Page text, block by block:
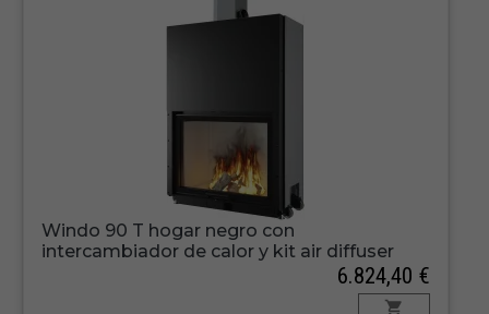
Windo 90 T hogar negro con
intercambiador de calor y kit air diffuser
6.824,40 €